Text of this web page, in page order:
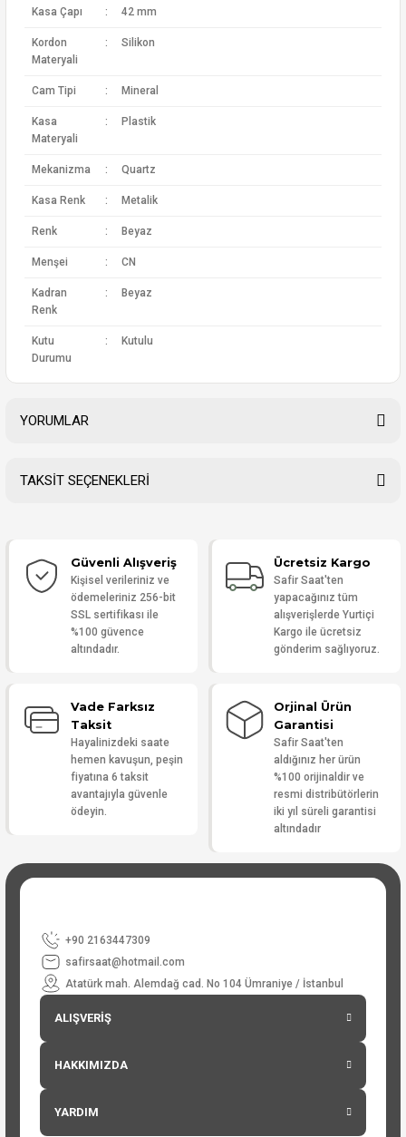
Kasa Çapı : 42 mm
Kordon
Materyali
: Silikon
Cam Tipi : Mineral
Kasa
Materyali
: Plastik
Mekanizma : Quartz
Kasa Renk : Metalik
Renk : Beyaz
Menşei : CN
Kadran
Renk
: Beyaz
Kutu
Durumu
: Kutulu
YORUMLAR
Yorum Yaz
TAKSİT SEÇENEKLERİ
Güvenli Alışveriş
Kişisel verileriniz ve
ödemeleriniz 256-bit
SSL sertifikası ile
%100 güvence
altındadır.
Ücretsiz Kargo
Safir Saat'ten
yapacağınız tüm
alışverişlerde Yurtiçi
Kargo ile ücretsiz
gönderim sağlıyoruz.
Vade Farksız
Taksit
Hayalinizdeki saate
hemen kavuşun, peşin
fiyatına 6 taksit
avantajıyla güvenle
ödeyin.
Orjinal Ürün
Garantisi
Safir Saat'ten
aldığınız her ürün
%100 orijinaldir ve
resmi distribütörlerin
iki yıl süreli garantisi
altındadır
+90 2163447309
safirsaat@hotmail.com
Atatürk mah. Alemdağ cad. No 104 Ümraniye / İstanbul
ALIŞVERİŞ
HAKKIMIZDA
YARDIM